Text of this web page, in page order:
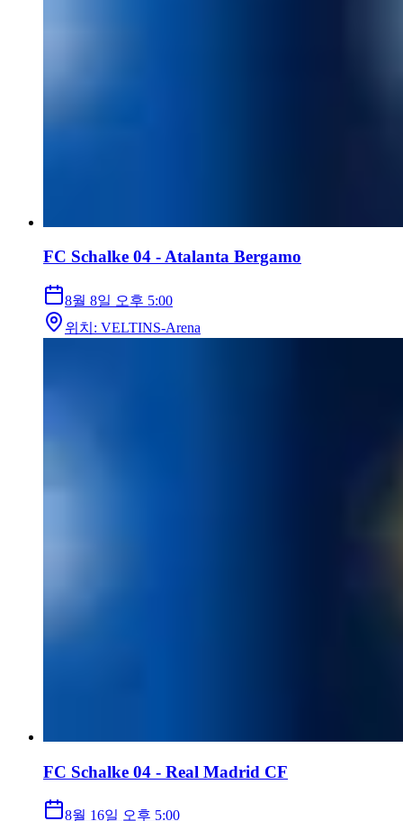
FC Schalke 04 - Atalanta Bergamo
8월 8일 오후 5:00
위치 : VELTINS-Arena
FC Schalke 04 - Real Madrid CF
8월 16일 오후 5:00